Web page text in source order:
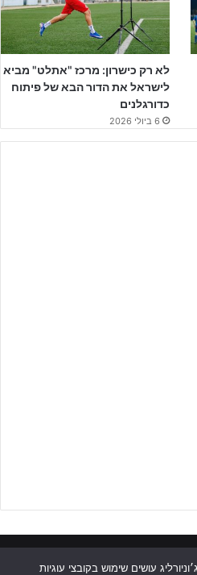
לא רק כישרון: מרכז "אתלט" מביא
לישראל את הדור הבא של פיתוח
כדורגלנים
6 ביולי 2026
תנאי שימוש מדיניות אבטחה
עושים שימוש בקובצי עוגיות